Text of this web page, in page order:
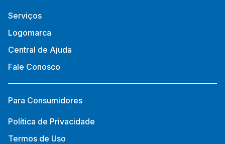
Serviços
Logomarca
Central de Ajuda
Fale Conosco
Para Consumidores
Política de Privacidade
Termos de Uso